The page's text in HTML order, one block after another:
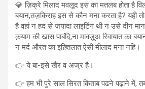
💎 ज़िक्रे मिलाद मवलूद इस का मतलब होता है
बयान,तज़किराह इस से कौन मना करता है? यही तो
है वहां न हद से ज़यादा लाइटिंग थी न उसे दीन
क़याम की खास पाबंदि,ना मावज़ूअ रिवायात का
न मर्द औरत का इख़्तिलात ऐसी मीलाद मना नहि।
👉 ये बा-इसे खैर व अज्र है।
👉 हम भी पुरे साल सिरत किताब पढने पढ़ाने में,